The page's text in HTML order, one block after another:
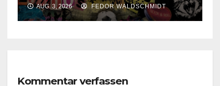
AUG. 3, 2026 FEDOR WALDSCHMIDT
Kommentar verfassen